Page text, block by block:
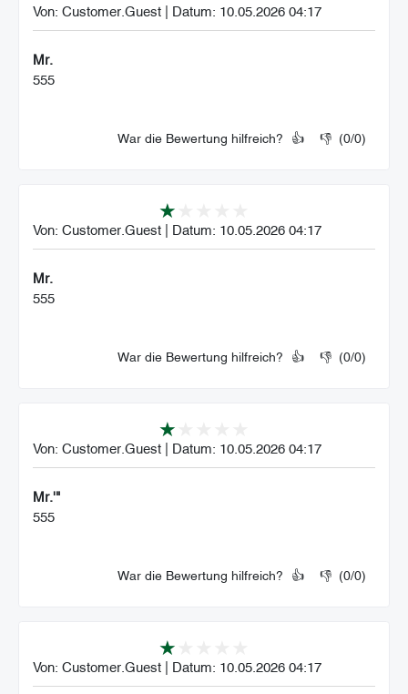
Von: Customer.Guest Datum: 10.05.2026 04:17
Mr.
555
War die Bewertung hilfreich? 👍 👎 (0/0)
Von: Customer.Guest Datum: 10.05.2026 04:17
Mr.
555
War die Bewertung hilfreich? 👍 👎 (0/0)
Von: Customer.Guest Datum: 10.05.2026 04:17
Mr.'"
555
War die Bewertung hilfreich? 👍 👎 (0/0)
Von: Customer.Guest Datum: 10.05.2026 04:17